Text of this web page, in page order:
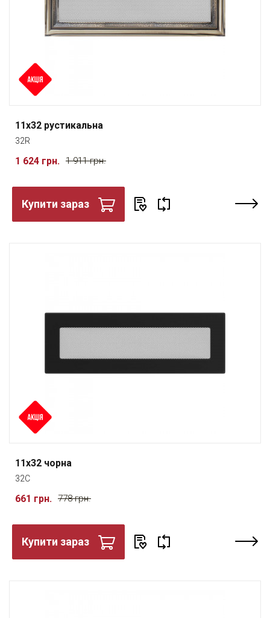
11x32 рустикальна
32R
1 624 грн. 1 911 грн.
Купити зараз
11x32 чорна
32C
661 грн. 778 грн.
Купити зараз